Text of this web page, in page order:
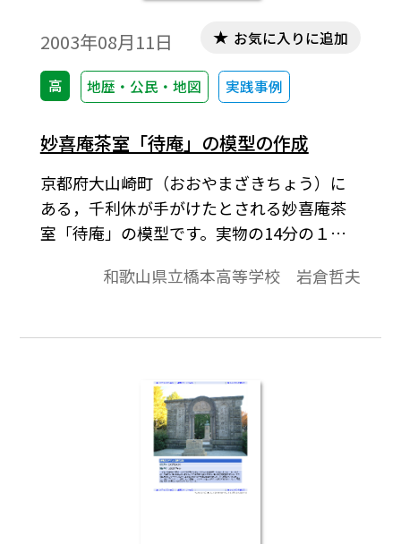
2003年08月11日
高 地歴・公民・地図 実践事例
お気に入りに追加
妙喜庵茶室「待庵」の模型の作成
京都府大山崎町（おおやまざきちょう）に
ある，千利休が手がけたとされる妙喜庵茶
室「待庵」の模型です。実物の14分の１に
て，桃山時代における利休の趣向が生かさ
を作成された時の工夫などを紹介していま
大きさ」をGIFファイル，PDFファイルで添
和歌山県立橋本高等学校 岩倉哲夫